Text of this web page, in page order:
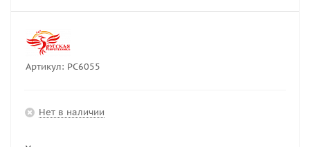
Артикул: РС6055
Нет в наличии